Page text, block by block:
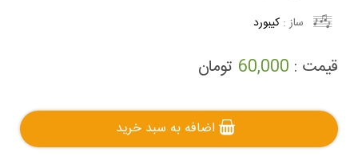
ساز : کیبورد
قیمت : 60,000 تومان
اضافه به سبد خرید